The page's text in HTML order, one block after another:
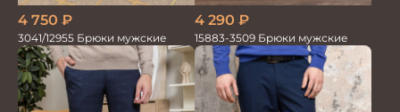
4 750 ₽
3041/12955 Брюки мужские
4 290 ₽
15883-3509 Брюки мужские